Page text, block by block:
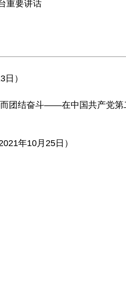
重要讲话
）
团结奋斗——在中国共产党
年10月25日）